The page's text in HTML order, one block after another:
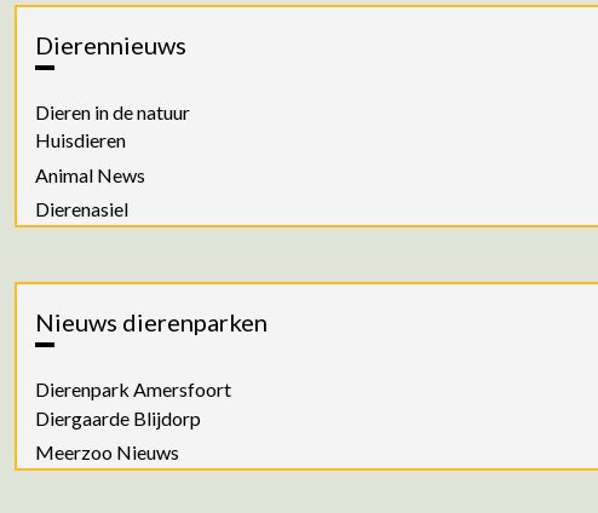
Dierennieuws
Dieren in de natuur
Huisdieren
Animal News
Dierenasiel
Nieuws dierenparken
Dierenpark Amersfoort
Diergaarde Blijdorp
Meerzoo Nieuws